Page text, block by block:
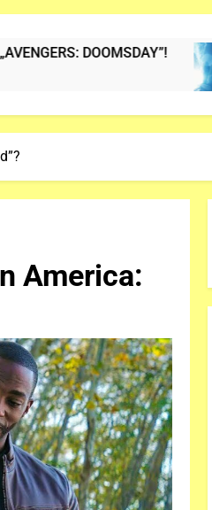
Już
3
America: